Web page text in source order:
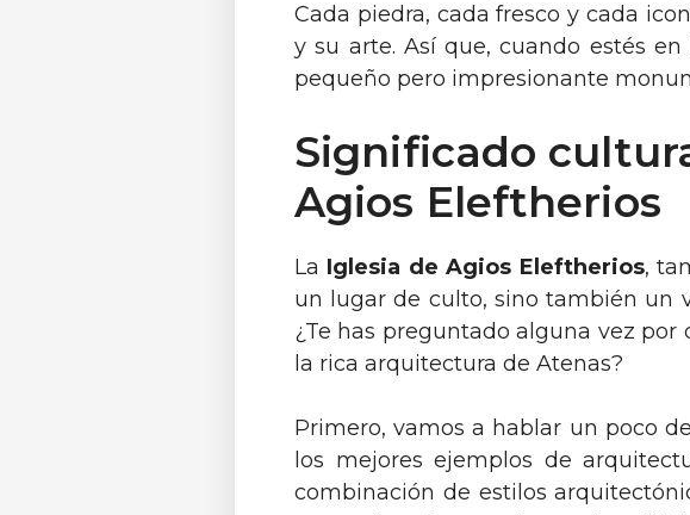
Cada piedra, cada fresco y cada
y su arte. Así que, cuando estés
pequeño pero impresionante
Significado
Agios Eleftherios
La Iglesia de Agios Eleftherios,
un lugar de culto, sino también un
¿Te has preguntado alguna vez
la rica arquitectura de Atenas?
Primero, vamos a hablar un poco
los mejores ejemplos de
combinación de estilos